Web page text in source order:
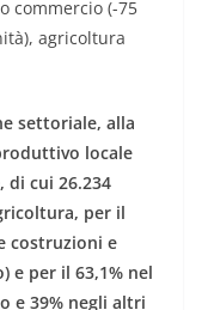
commercio (-75
agricoltura
settoriale, alla
locale
di cui 26.234
per il
costruzioni e
e per il 63,1% nel
e 39% negli altri